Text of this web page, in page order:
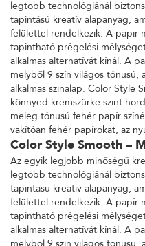
legtöbb technológiánál
tapintású kreatív alapanyag,
felülettel rendelkezik. A papír
tapintható prégelési
alkalmas alternatívát kínál. A
melyből 9 szín világos tónusú,
alkalmas színalap. Color Style
könnyed krémszürke színt
meleg tónusú fehér papír
vakítóan fehér papírokat, az
Color Style Smooth –
Az egyik legjobb minőségű
legtöbb technológiánál
tapintású kreatív alapanyag,
felülettel rendelkezik. A papír
tapintható prégelési
alkalmas alternatívát kínál. A